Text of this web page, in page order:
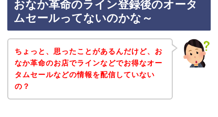
おなか革命のライン登録後のオータ
ムセールってないのかな～
ちょっと、思ったことがあるんだけど、お
なか革命のお店でラインなどでお得なオー
タムセールなどの情報を配信していない
の？